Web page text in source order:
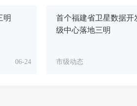
明
06-24
首个福建省卫星数据开
级中心落地三明
市级动态